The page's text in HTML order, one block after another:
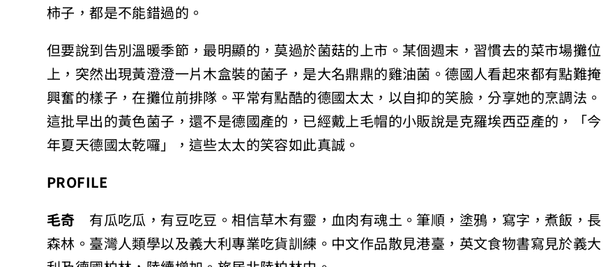
柿子，都是不能錯過的。
但要說到告別溫暖季節，最明顯的，莫過於菌菇的上市。某個週末，習慣去的菜市場攤位
上，突然出現黃澄澄一片木盒裝的菌子，是大名鼎鼎的雞油菌。德國人看起來都有點難掩
興奮的樣子，在攤位前排隊。平常有點酷的德國太太，以自抑的笑臉，分享她的烹調法。
這批早出的黃色菌子，還不是德國產的，已經戴上毛帽的小販說是克羅埃西亞產的，「今
年夏天德國太乾囉」，這些太太的笑容如此真誠。
PROFILE
毛奇 有瓜吃瓜，有豆吃豆。相信草木有靈，血肉有魂土。筆順，塗鴉，寫字，煮飯，長
森林。臺灣人類學以及義大利專業吃貨訓練。中文作品散見港臺，英文食物書寫見於義大